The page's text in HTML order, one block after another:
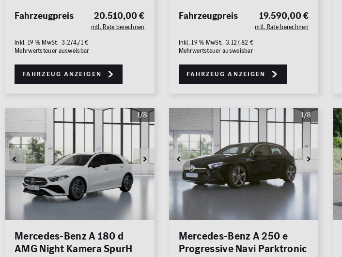
20.510,00 €
mtl. Rate berechnen
Fahrzeugpreis
inkl. 19 % MwSt. 3.274,71 €
Mehrwertsteuer ausweisbar
Fahrzeug anzeigen
19.590,00 €
mtl. Rate berechnen
Fahrzeugpreis
inkl. 19 % MwSt. 3.127,82 €
Mehrwertsteuer ausweisbar
Fahrzeug anzeigen
1/8
Mercedes-Benz A 180 d
AMG Night Kamera SpurH
1/8
Mercedes-Benz A 250 e
Progressive Navi Parktronic